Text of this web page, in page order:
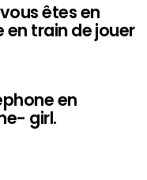
êtes en
en train de jouer
en
girl.